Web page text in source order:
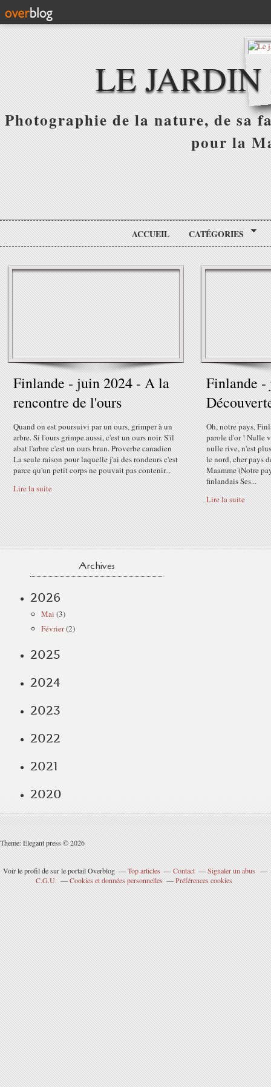
LE
Photographie de la nature, de sa
pour la
ACCUEIL CATÉGORIES
Finlande - juin 2024 - A la
rencontre de l'ours
Quand on est poursuivi par un ours, grimper à un
arbre. Si l'ours grimpe aussi, c'est un ours noir. S'il
abat l'arbre c'est un ours brun. Proverbe canadien
La seule raison pour laquelle j'ai des rondeurs c'est
parce qu'un petit corps ne pouvait pas contenir...
Lire la suite
Finlande
Oh, notre pays,
parole d'or ! Nulle
nulle rive, n'est
le nord, cher pays
Maamme (Notre
finlandais Ses...
Lire la suite
Archives
2026
Mai (3)
Février(2)
2025
2024
2023
2022
2021
2020
Theme: Elegant press © 2026
Voir le profil desur le portail Overblog Top articles Contact
Signaler un abus
C.G.U.
Cookies et données personnelles Préférences cookies